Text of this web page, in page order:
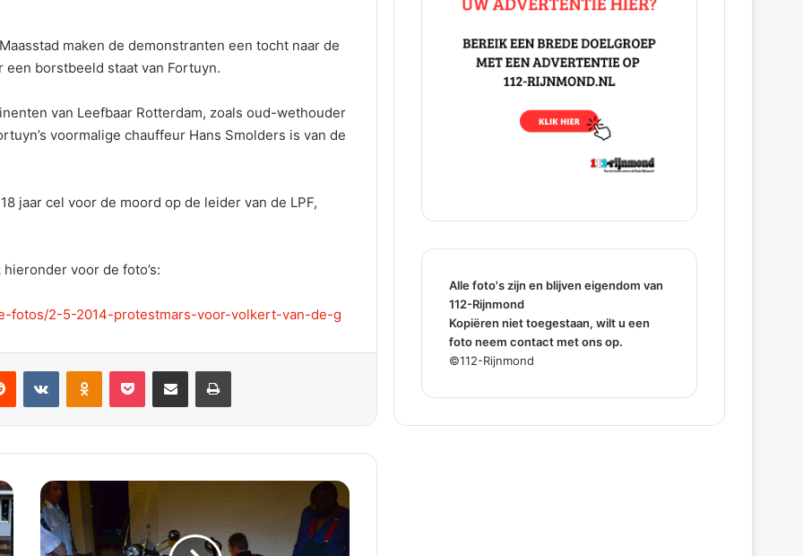
maken de demonstranten een tocht naar de
borstbeeld staat van Fortuyn.
van Leefbaar Rotterdam, zoals oud-wethouder
voormalige chauffeur Hans Smolders is van de
jaar cel voor de moord op de leider van de LPF,
voor de foto’s:
fotos/2-5-2014-protestmars-voor-volkert-van-de-g
VKontakte Odnoklassniki Pocket Deel via E-mail Print
B
r
a
n
Alle foto's zijn en blijven eigendom van
112-Rijnmond
Kopiëren niet toegestaan, wilt u een
foto neem contact met ons op.
©112-Rijnmond